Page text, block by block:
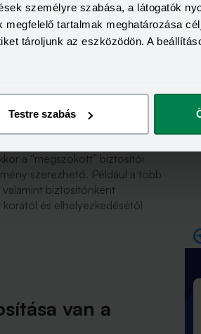
személyre szabása, a látogatók
tartalmak meghatározása
tároljunk az eszközödön. A
Testre szabás
mint a lakásbiztosításoké,
aktualizálásában – véli
A közös képviselőknek
azok szakembereinek
váltásról döntő közgyűlést.
eltérően nem ad extra
a “megszokott” biztosítói
szerezhető. Például a több
valamint biztosítónként
és elhelyezkedésétől
van a